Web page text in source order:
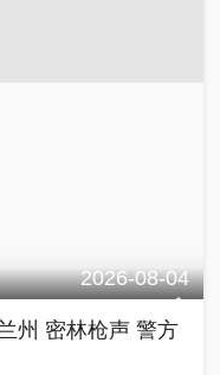
2026-08-04
州 密林枪声 警方